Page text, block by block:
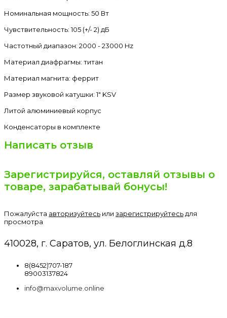
Номинальная мощность: 50 Вт
Чувствительность: 105 (+/- 2) дБ
Частотный диапазон: 2000 - 23000 Hz
Материал диафрагмы: титан
Материал магнита: феррит
Размер звуковой катушки: 1" KSV
Литой алюминиевый корпус
Конденсаторы в комплекте
Написать отзыв
Зарегистрируйся, оставляй отзывы о
товаре, зарабатывай бонусы!
Пожалуйста авторизуйтесь или зарегистрируйтесь для
просмотра
410028, г. Саратов, ул. Белоглинская д.8
8(8452)707-187
89003137824
info@maxvolume.online